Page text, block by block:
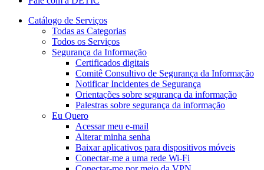
Catálogo de Serviços
Todas as Categorias
Todos os Serviços
Segurança da Informação
Certificados digitais
Comitê Consultivo de Segurança da Informação
Notificar Incidentes de Segurança
Orientações sobre segurança da informação
Palestras sobre segurança da informação
Eu Quero
Acessar meu e-mail
Alterar minha senha
Baixar aplicativos para dispositivos móveis
Conectar-me a uma rede Wi-Fi